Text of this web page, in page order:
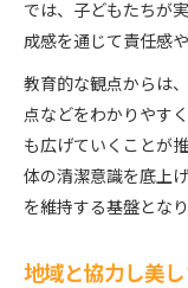
では、子どもたちが
成感を通じて責任感
教育的な観点からは
点などをわかりやす
も広げていくことが
体の清潔意識を底上
を維持する基盤となり
地域と協力し美